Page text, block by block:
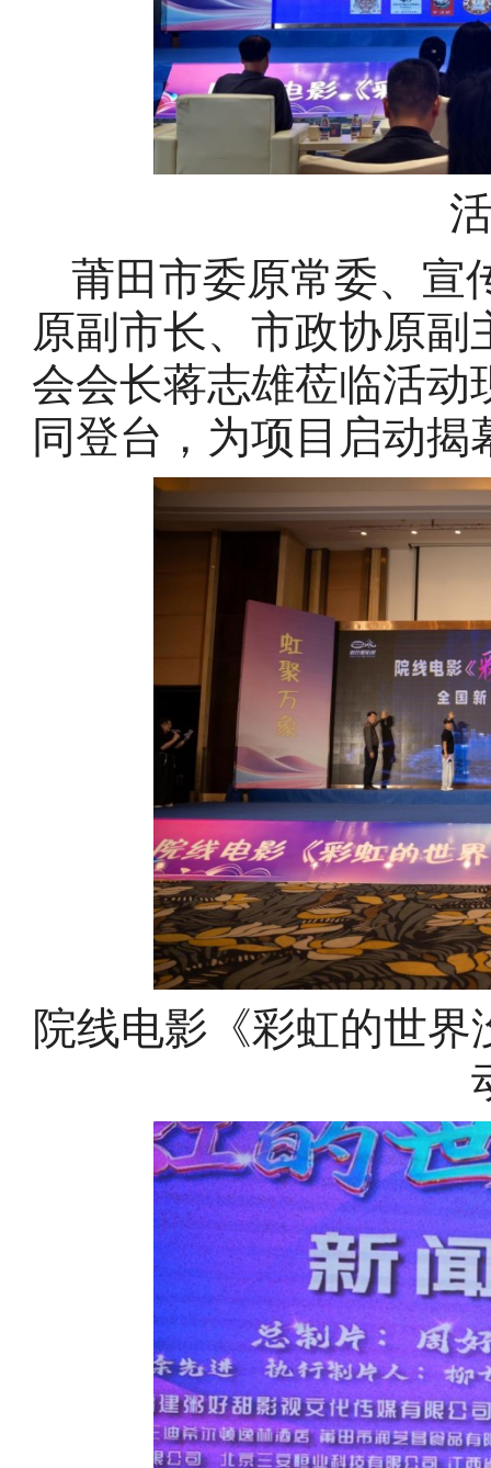
莆田市委原常委、宣
原副市长、市政协原
会会长蒋志雄莅临活动
同登台，为项目启动揭
院线电影《彩虹的世